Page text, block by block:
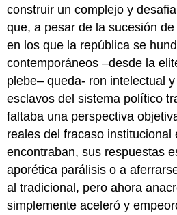
construir un complejo y
que, a pesar de la sucesión
en los que la república se
contemporáneos –desde la
plebe– queda- ron intelectual
esclavos del sistema político
faltaba una perspectiva
reales del fracaso institucional
encontraban, sus respuestas
aporética parálisis o a
al tradicional, pero ahora
simplemente aceleró y